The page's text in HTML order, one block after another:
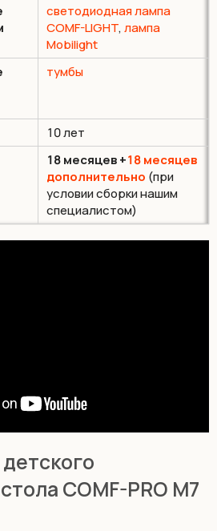
светодиодная лампа
СOMF-LIGHT,лампа
Mobilight
тумбы
10 лет
18 месяцев +18 месяцев
дополнительно (при
условии сборки нашим
специалистом)
COMF-PRO M7